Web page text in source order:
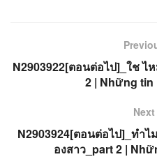
N2903922[ตอนต่อไป]_ใช ไ
2 | Những tin
N2903924[ตอนต่อไป]_ทำ
องสาว_part 2 |